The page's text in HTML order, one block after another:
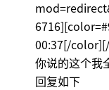
00:37[/
你说的这个我
回复如下